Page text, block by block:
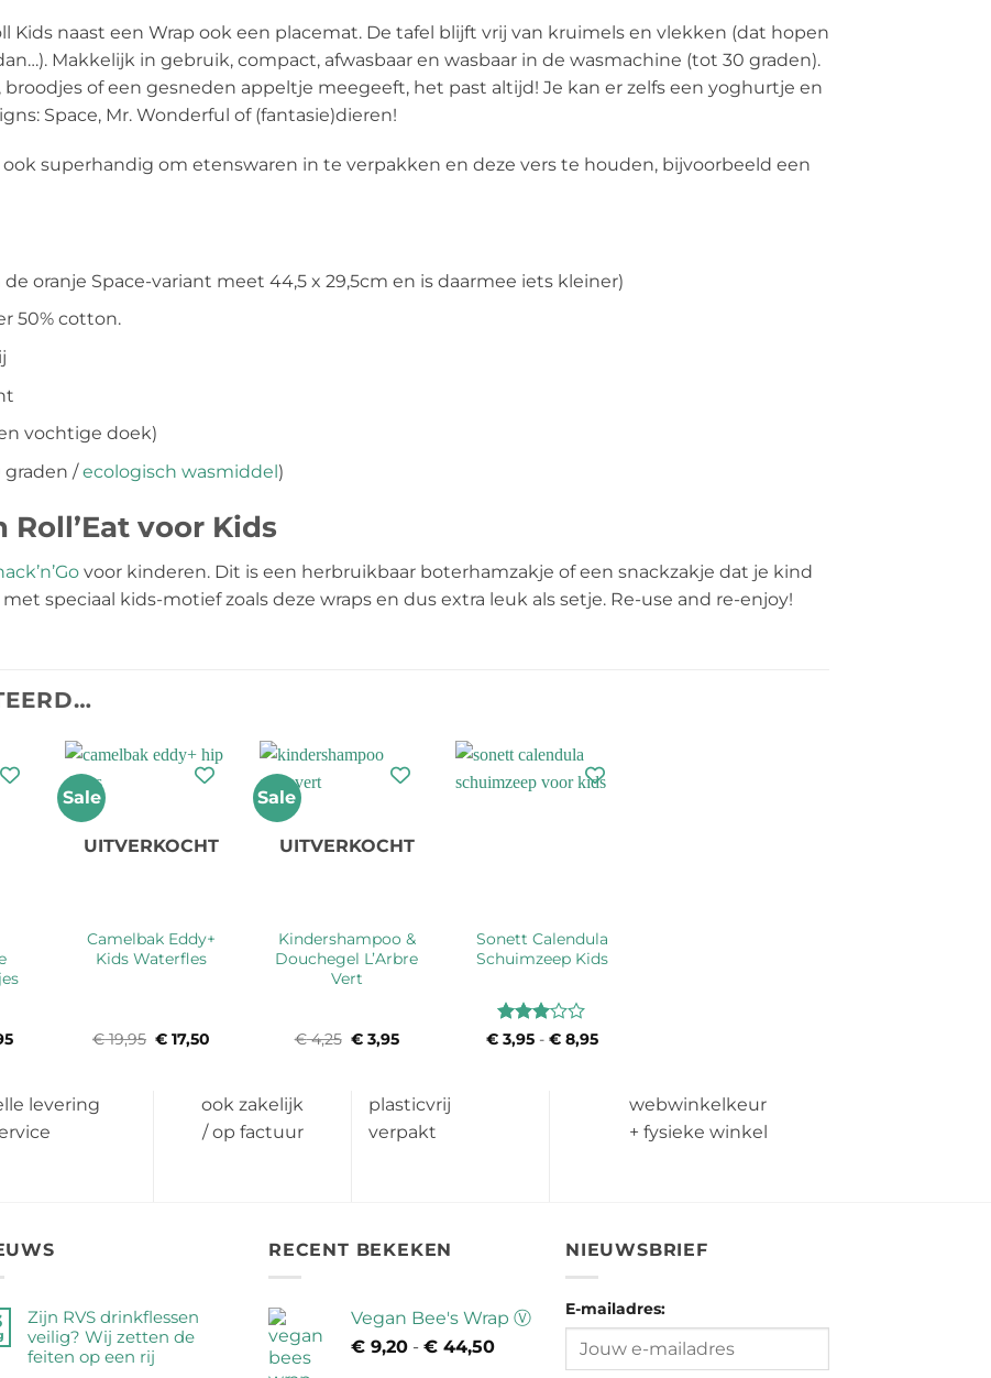
Kids naast een Wrap ook een placemat. De tafel blijft vrij van kruimels en vlekken (dat hopen
Makkelijk in gebruik, compact, afwasbaar en wasbaar in de wasmachine (tot 30 graden).
of een gesneden appeltje meegeeft, het past altijd! Je kan er zelfs een yoghurtje en
Space, Mr. Wonderful of (fantasie)dieren!
superhandig om etenswaren in te verpakken en deze vers te houden, bijvoorbeeld een
oranje Space-variant meet 44,5 x 29,5cm en is daarmee iets kleiner)
50% cotton.
vochtige doek)
graden /ecologisch wasmiddel)
voor Kids
voor kinderen. Dit is een herbruikbaar boterhamzakje of een snackzakje dat je kind
speciaal kids-motief zoals deze wraps en dus extra leuk als setje. Re-use and re-enjoy!
Prijsklasse:
Sale
UITVERKOCHT
Camelbak Eddy+
Kids Waterfles
€19,95 Oorspronkelijke
€ 17,50
Sale
UITVERKOCHT
Kindershampoo &
Douchegel L’Arbre
Vert
€4,25 Oorspronkelijke
€3,95Huidige
Sonett Calendula
Schuimzeep Kids
Waardering
€3,95 - €8,95Prijsklasse:
levering
ook zakelijk
/ op factuur
plasticvrij
verpakt
webwinkelkeur
+ fysieke winkel
Zijn RVS drinkflessen
veilig? Wij zetten de
feiten op een rij
RECENT BEKEKEN
Vegan Bee's Wrap Ⓥ
€ 9,20 - € 44,50 Prijsklasse:
NIEUWSBRIEF
E-mailadres: